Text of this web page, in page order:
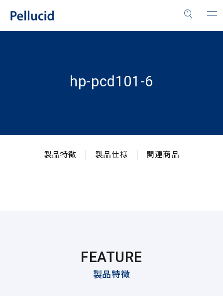
hp-pcd101-6
製品特徴 製品仕様 関連商品
FEATURE
製品特徴